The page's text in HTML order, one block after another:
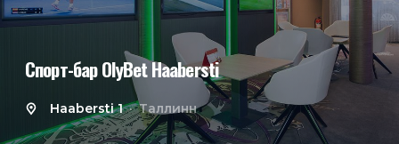
Спорт-бар OlyBet Haabersti
Haabersti 1 Таллинн